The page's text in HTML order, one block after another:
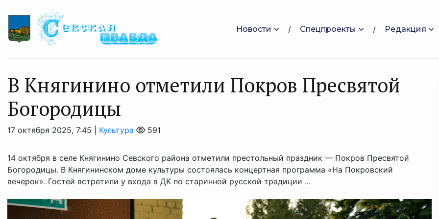
Новости Спецпроекты Редакция
В Княгинино отметили Покров Пресвятой
Богородицы
17 октября 2025, 7:45 | Культура 591
14 октября в селе Княгинино Севского района отметили престольный праздник — Покров Пресвятой
Богородицы. В Княгининском доме культуры состоялась концертная программа «На Покровский
вечерок». Гостей встретили у входа в ДК по старинной русской традиции ...